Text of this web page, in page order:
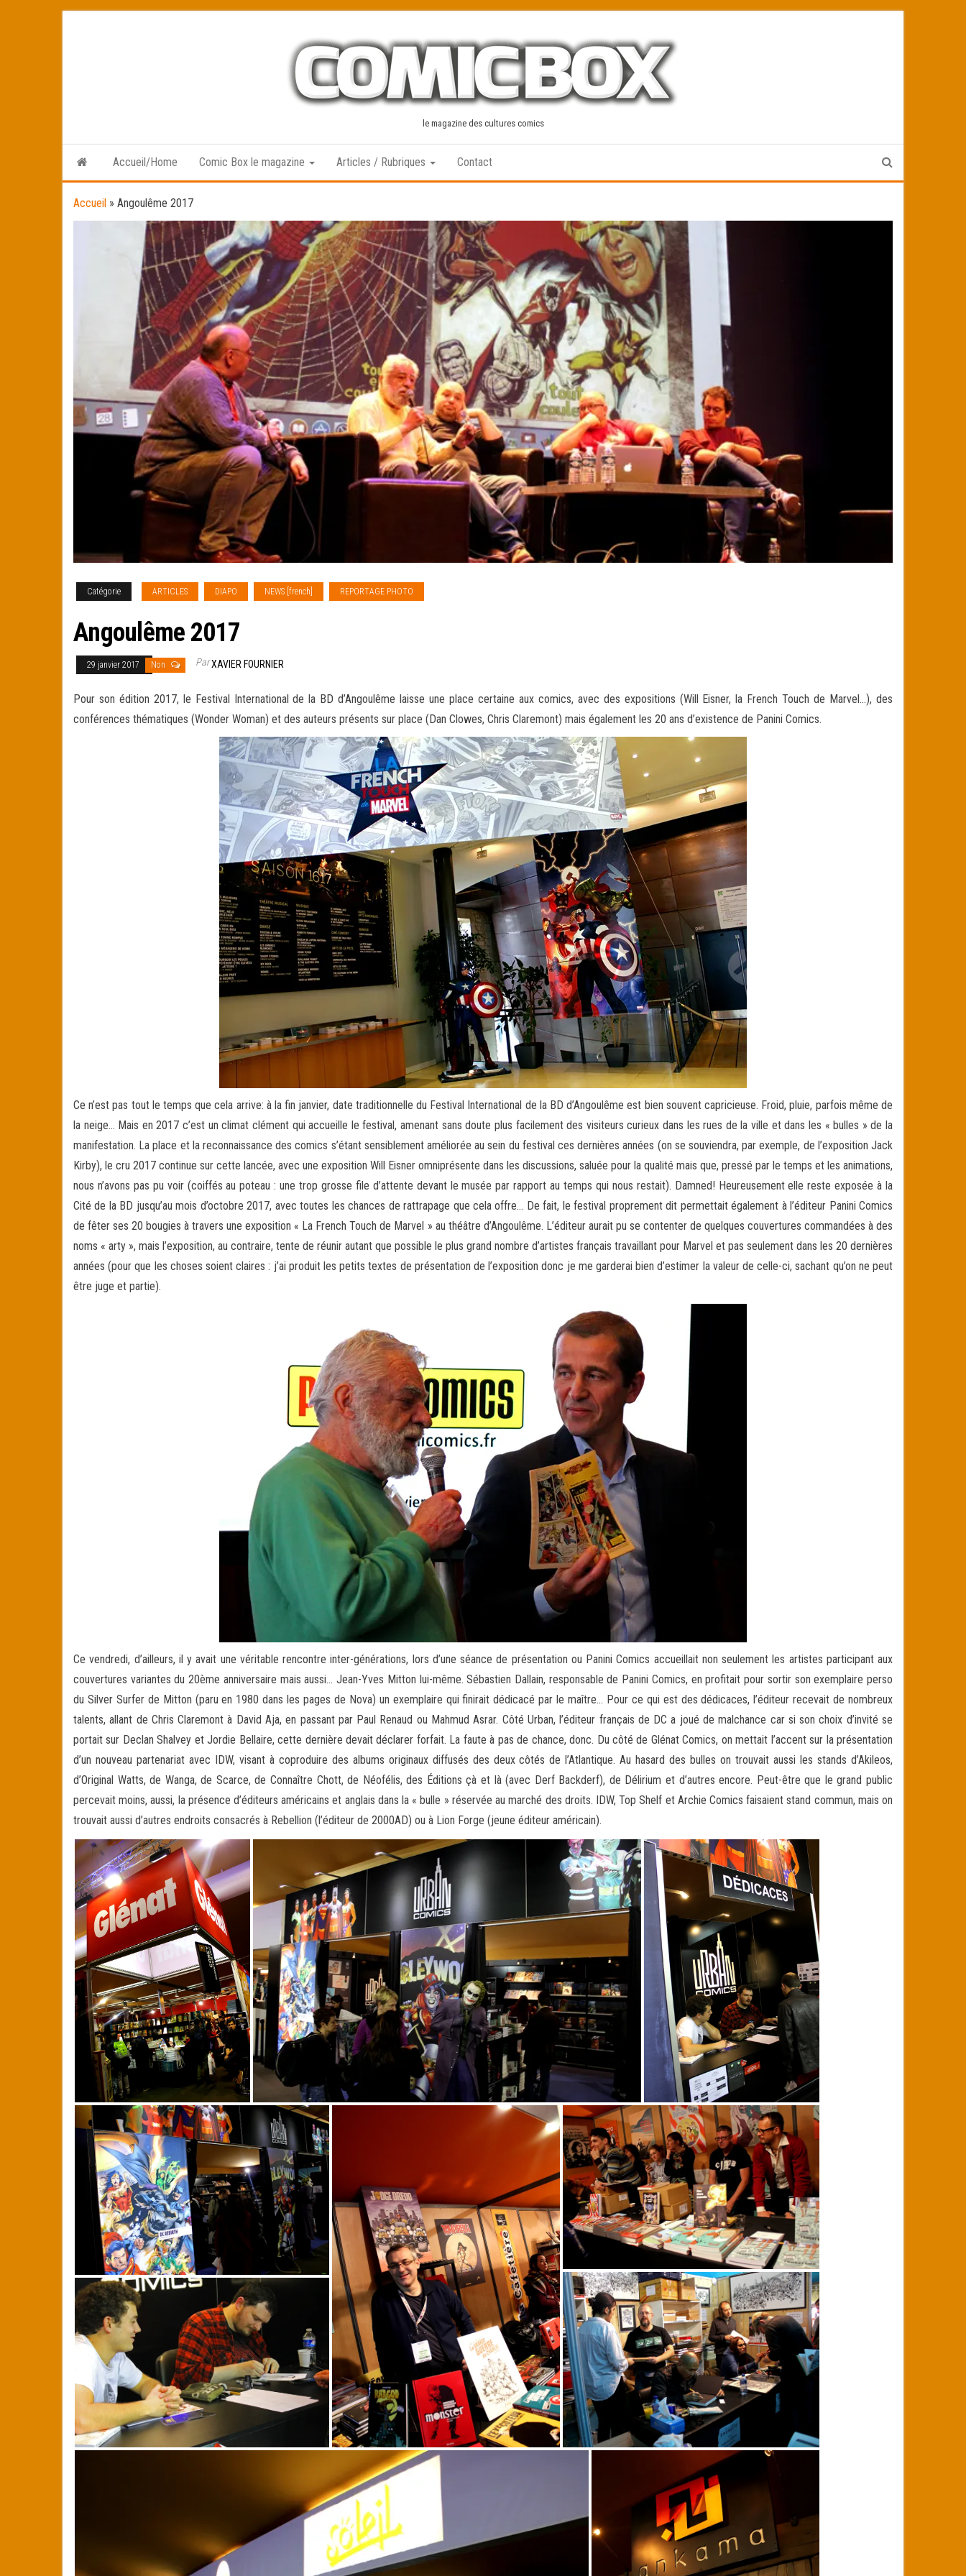
le magazine des cultures comics
Accueil/Home Comic Box le magazine Articles / Rubriques Contact
Accueil » Angoulême 2017
Catégorie ARTICLES DIAPO NEWS [french] REPORTAGE PHOTO
Angoulême 2017
29 janvier 2017 Non ParXAVIER FOURNIER
Pour son édition 2017, le Festival International de la BD d’Angoulême laisse une place certaine aux comics, avec des expositions (Will Eisner, la French Touch de Marvel…), des
conférences thématiques (Wonder Woman) et des auteurs présents sur place (Dan Clowes, Chris Claremont) mais également les 20 ans d’existence de Panini Comics.
Ce n’est pas tout le temps que cela arrive: à la fin janvier, date traditionnelle du Festival International de la BD d’Angoulême est bien souvent capricieuse. Froid, pluie, parfois même de
la neige… Mais en 2017 c’est un climat clément qui accueille le festival, amenant sans doute plus facilement des visiteurs curieux dans les rues de la ville et dans les « bulles » de la
manifestation. La place et la reconnaissance des comics s’étant sensiblement améliorée au sein du festival ces dernières années (on se souviendra, par exemple, de l’exposition Jack
Kirby), le cru 2017 continue sur cette lancée, avec une exposition Will Eisner omniprésente dans les discussions, saluée pour la qualité mais que, pressé par le temps et les animations,
nous n’avons pas pu voir (coiffés au poteau : une trop grosse file d’attente devant le musée par rapport au temps qui nous restait). Damned! Heureusement elle reste exposée à la
Cité de la BD jusqu’au mois d’octobre 2017, avec toutes les chances de rattrapage que cela offre… De fait, le festival proprement dit permettait également à l’éditeur Panini Comics
de fêter ses 20 bougies à travers une exposition « La French Touch de Marvel » au théâtre d’Angoulême. L’éditeur aurait pu se contenter de quelques couvertures commandées à des
noms « arty », mais l’exposition, au contraire, tente de réunir autant que possible le plus grand nombre d’artistes français travaillant pour Marvel et pas seulement dans les 20 dernières
années (pour que les choses soient claires : j’ai produit les petits textes de présentation de l’exposition donc je me garderai bien d’estimer la valeur de celle-ci, sachant qu’on ne peut
être juge et partie).
Ce vendredi, d’ailleurs, il y avait une véritable rencontre inter-générations, lors d’une séance de présentation ou Panini Comics accueillait non seulement les artistes participant aux
couvertures variantes du 20ème anniversaire mais aussi… Jean-Yves Mitton lui-même. Sébastien Dallain, responsable de Panini Comics, en profitait pour sortir son exemplaire perso
du Silver Surfer de Mitton (paru en 1980 dans les pages de Nova) un exemplaire qui finirait dédicacé par le maître… Pour ce qui est des dédicaces, l’éditeur recevait de nombreux
talents, allant de Chris Claremont à David Aja, en passant par Paul Renaud ou Mahmud Asrar. Côté Urban, l’éditeur français de DC a joué de malchance car si son choix d’invité se
portait sur Declan Shalvey et Jordie Bellaire, cette dernière devait déclarer forfait. La faute à pas de chance, donc. Du côté de Glénat Comics, on mettait l’accent sur la présentation
d’un nouveau partenariat avec IDW, visant à coproduire des albums originaux diffusés des deux côtés de l’Atlantique. Au hasard des bulles on trouvait aussi les stands d’Akileos,
d’Original Watts, de Wanga, de Scarce, de Connaître Chott, de Néofélis, des Éditions çà et là (avec Derf Backderf), de Délirium et d’autres encore. Peut-être que le grand public
percevait moins, aussi, la présence d’éditeurs américains et anglais dans la « bulle » réservée au marché des droits. IDW, Top Shelf et Archie Comics faisaient stand commun, mais on
trouvait aussi d’autres endroits consacrés à Rebellion (l’éditeur de 2000AD) ou à Lion Forge (jeune éditeur américain).